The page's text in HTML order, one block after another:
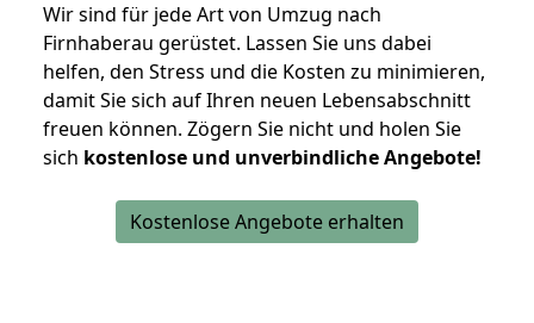
Wir sind für jede Art von Umzug nach
Firnhaberau gerüstet. Lassen Sie uns dabei
helfen, den Stress und die Kosten zu minimieren,
damit Sie sich auf Ihren neuen Lebensabschnitt
freuen können. Zögern Sie nicht und holen Sie
sich kostenlose und unverbindliche Angebote!
Kostenlose Angebote erhalten